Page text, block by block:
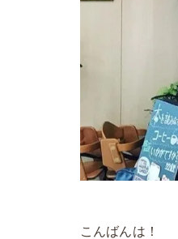
こんばんは！